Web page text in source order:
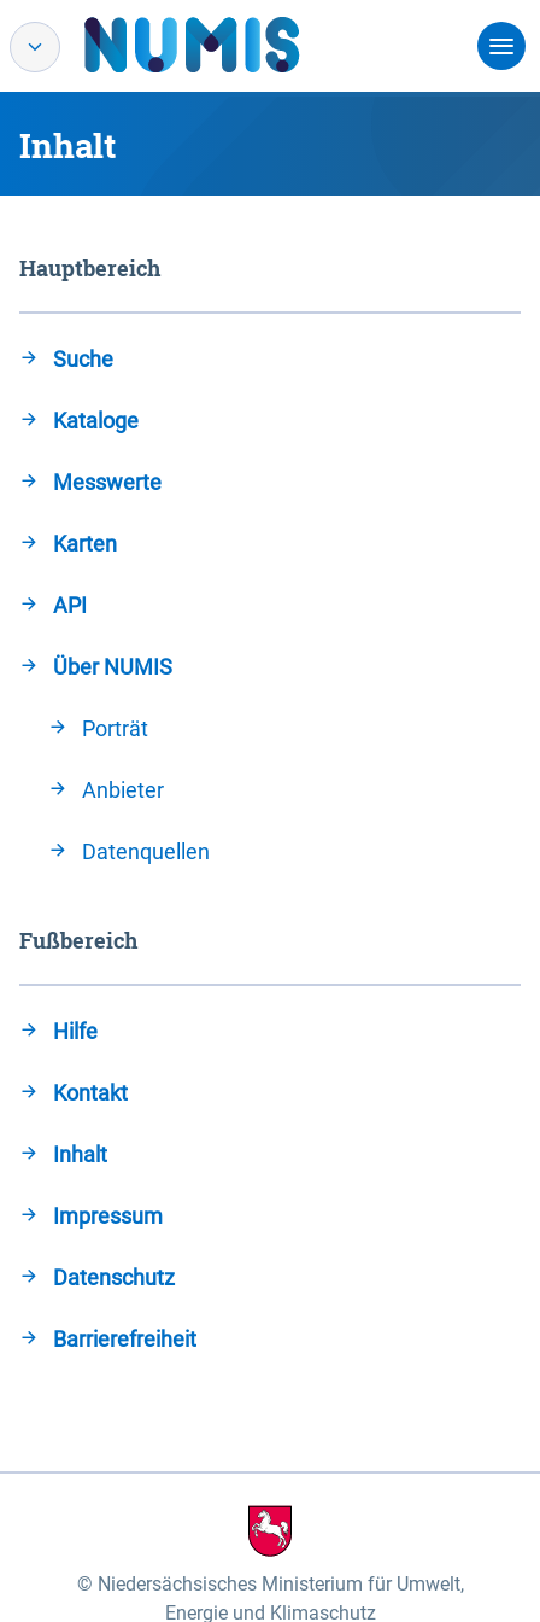
Inhalt
Hauptbereich
Suche
Kataloge
Messwerte
Karten
API
Über NUMIS
Porträt
Anbieter
Datenquellen
Fußbereich
Hilfe
Kontakt
Inhalt
Impressum
Datenschutz
Barrierefreiheit
Niedersächsisches Ministerium für Umwelt,
Energie und Klimaschutz